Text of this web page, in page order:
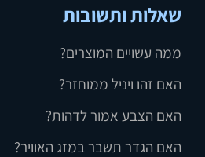
שאלות ותשובות
ממה עשויים המוצרים?
האם זהו ויניל ממוחזר?
האם הצבע אמור לדהות?
האם הגדר תשבר במזג האוויר?